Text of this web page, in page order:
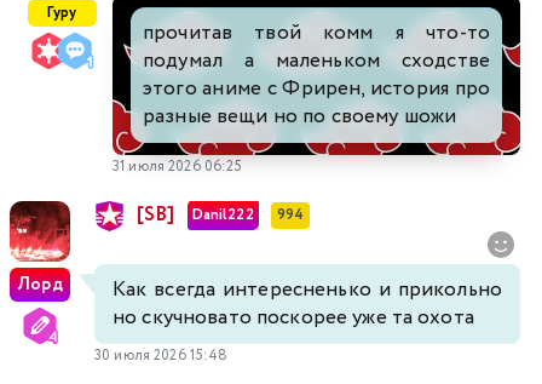
Гуру
прочитав твой комм я что-то
подумал а маленьком сходстве
этого аниме с Фрирен, история про
разные вещи но по своему шожи
31 июля 2026 06:25
Лорд
[SB] Danil222 994
Как всегда интересненько и прикольно
но скучновато поскорее уже та охота
30 июля 2026 15:48